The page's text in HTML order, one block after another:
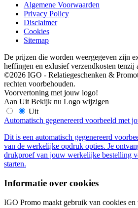
Algemene Voorwaarden
Privacy Policy
Disclaimer
Cookies
Sitemap
De prijzen die worden weergegeven zijn
heffingen en exlusief verzendkosten tenzij
©2026 IGO - Relatiegeschenken &
rechten voorbehouden.
Voorvertoning met jouw logo!
Aan Uit Bekijk nu Logo wijzigen
Uit
Automatisch gegenereerd voorbeeld met
Dit is een automatisch gegenereerd
van de werkelijke opdruk opties. Je
drukproef van jouw werkelijke bestelling
starten.
Informatie over cookies
IGO Promo maakt gebruik van cookies